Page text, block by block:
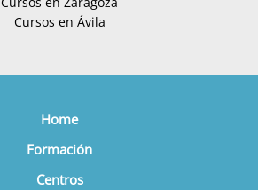
Cursos en Ávila
Home
Formación
Centros